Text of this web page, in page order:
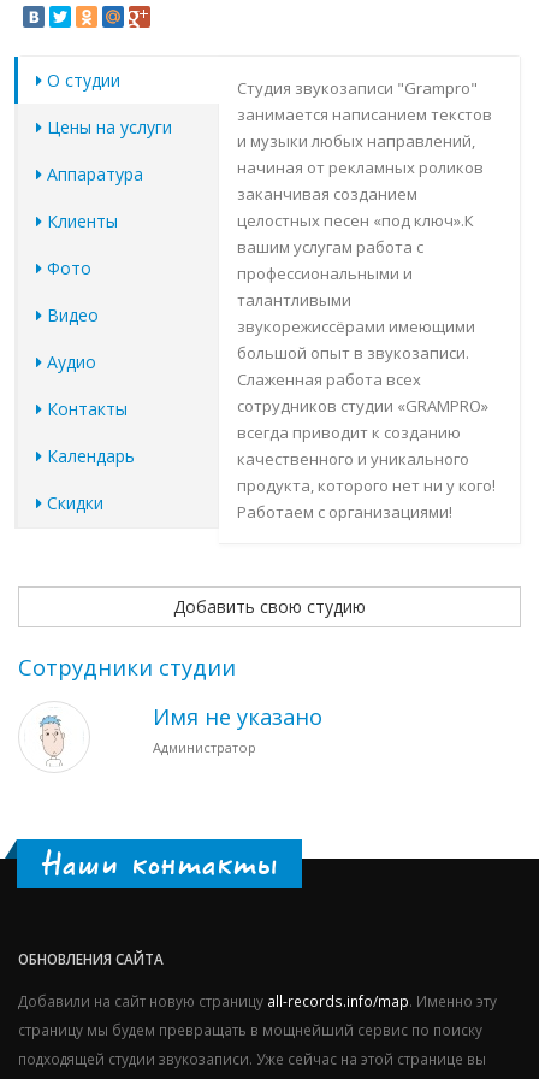
О студии
Цены на услуги
Аппаратура
Клиенты
Фото
Видео
Аудио
Контакты
Календарь
Скидки
Студия звукозаписи "Grampro"
занимается написанием текстов
и музыки любых направлений,
начиная от рекламных роликов
заканчивая созданием
целостных песен «под ключ».К
вашим услугам работа с
профессиональными и
талантливыми
звукорежиссёрами имеющими
большой опыт в звукозаписи.
Слаженная работа всех
сотрудников студии «GRAMPRO»
всегда приводит к созданию
качественного и уникального
продукта, которого нет ни у кого!
Работаем с организациями!
Добавить свою студию
Сотрудники студии
Имя не указано
Администратор
Наши контакты
ОБНОВЛЕНИЯ САЙТА
Добавили на сайт новую страницу all-records.info/map. Именно эту
страницу мы будем превращать в мощнейший сервис по поиску
подходящей студии звукозаписи. Уже сейчас на этой странице вы